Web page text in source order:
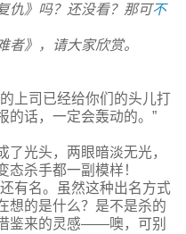
仇》吗？还没看？那可不
者》，请大家欣赏。
上司已经给你们的头儿打
的话，一定会轰动的。”
光头，两眼暗淡无光，
杀手都一副模样！
有名。虽然这种出名方式
想的是什么？是不是杀的
鉴来的灵感——噢，可别